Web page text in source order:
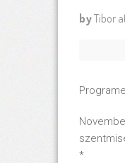
byTibor
*